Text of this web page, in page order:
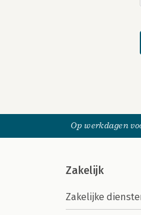
Op werkdagen
Zakelijk
Zakelijke